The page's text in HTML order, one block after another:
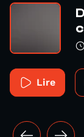
Lire